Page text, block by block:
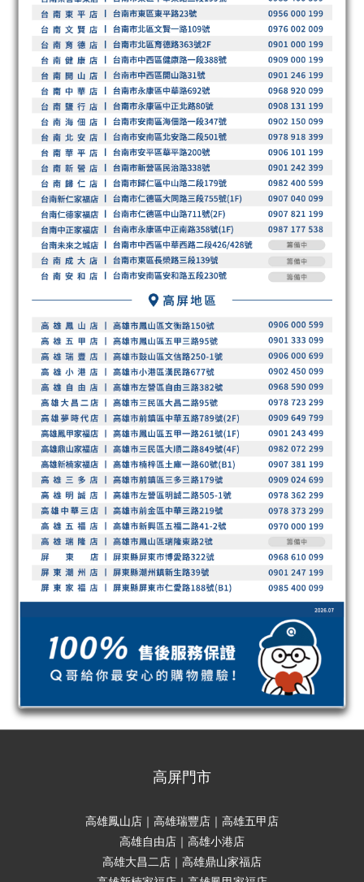
高屏門市
高雄鳳山店｜高雄瑞豐店｜高雄五甲店
高雄自由店｜高雄小港店
高雄大昌二店｜高雄鼎山家福店